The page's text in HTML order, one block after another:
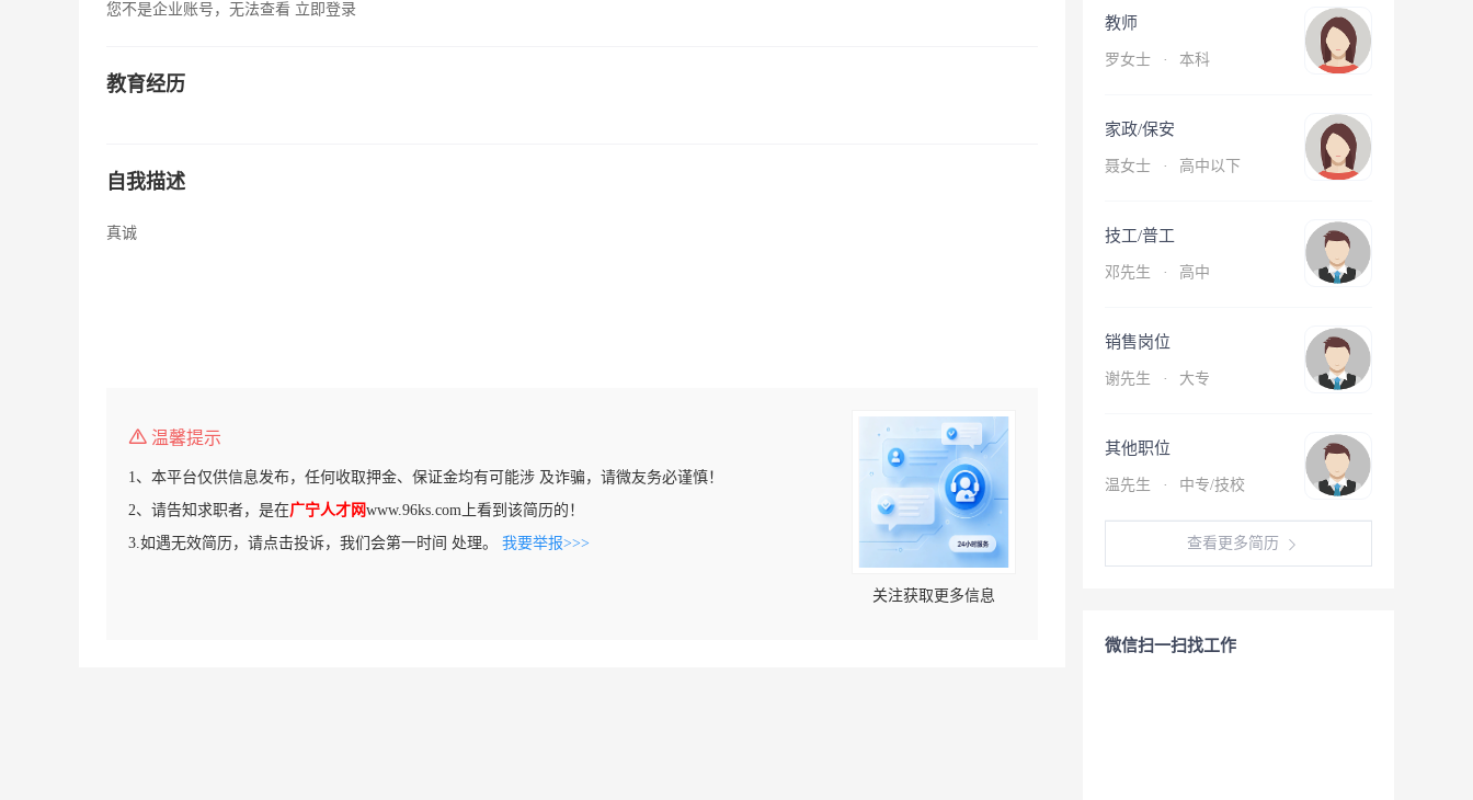
您不是企业账号，无法查看 立即登录
教育经历
自我描述
真诚
温馨提示
1、本平台仅供信息发布，任何收取押金、保证金均有可能涉 及诈骗，请微友务必谨慎！
2、请告知求职者，是在广宁人才网www.96ks.com上看到该简历的！
3.如遇无效简历，请点击投诉，我们会第一时间 处理。 我要举报>>>
关注获取更多信息
教师
罗女士 · 本科
家政/保安
聂女士 · 高中以下
技工/普工
邓先生 · 高中
销售岗位
谢先生 · 大专
其他职位
温先生 · 中专/技校
查看更多简历
微信扫一扫找工作